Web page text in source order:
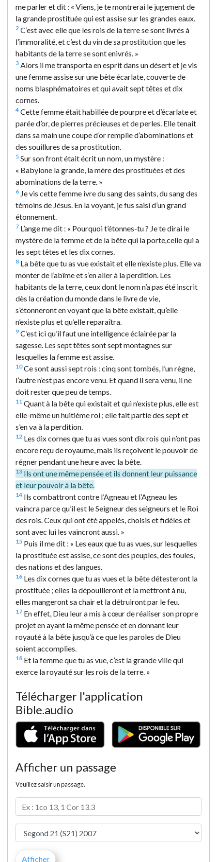
me parler et dit : « Viens, je te montrerai le jugement de
la grande prostituée qui est assise sur les grandes eaux.
2 C’est avec elle que les rois de la terre se sont livrés à
l’immoralité, et c’est du vin de sa prostitution que les
habitants de la terre se sont enivrés. »
3 Alors il me transporta en esprit dans un désert et je vis
une femme assise sur une bête écarlate, couverte de
noms blasphématoires et qui avait sept têtes et dix
cornes.
4 Cette femme était habillée de pourpre et d’écarlate et
parée d’or, de pierres précieuses et de perles. Elle tenait
dans sa main une coupe d’or remplie d’abominations et
des souillures de sa prostitution.
5 Sur son front était écrit un nom, un mystère :
« Babylone la grande, la mère des prostituées et des
abominations de la terre. »
6 Je vis cette femme ivre du sang des saints, du sang des
témoins de Jésus. En la voyant, je fus saisi d’un grand
étonnement.
7 L’ange me dit : « Pourquoi t’étonnes-tu ? Je te dirai le
mystère de la femme et de la bête qui la portecelle qui a
les sept têtes et les dix cornes.
8 La bête que tu as vue existait et elle n’existe plus. Elle va
monter de l’abîme et s’en aller à la perdition. Les
habitants de la terre, ceux dont le nom n’a pas été inscrit
dès la création du monde dans le livre de vie,
s’étonneront en voyant que la bête existait, qu’elle
n’existe plus et qu’elle reparaîtra.
9 C’est ici qu’il faut une intelligence éclairée par la
sagesse. Les sept têtes sont sept montagnes sur
lesquelles la femme est assise.
10Ce sont aussi sept rois : cinq sont tombés, l’un règne,
l’autre n’est pas encore venu. Et quand il sera venu, il ne
doit rester que peu de temps.
11 Quant à la bête qui existait et qui n’existe plus, elle est
elle-même un huitième roi ; elle fait partie des sept et
s’en va à la perdition.
12 Les dix cornes que tu as vues sont dix rois qui n’ont pas
encore reçu de royaume, mais ils reçoivent le pouvoir de
régner pendant une heure avec la bête.
13 Ils ont une même pensée et ils donnent leur puissance
et leur pouvoir à la bête.
14 Ils combattront contre l’Agneau et l’Agneau les
vaincra parce qu’il est le Seigneur des seigneurs et le Roi
des rois. Ceux qui ont été appelés, choisis et fidèles et
sont avec lui les vaincront aussi. »
15 Puis il me dit : « Les eaux que tu as vues, sur lesquelles
la prostituée est assise, ce sont des peuples, des foules,
des nations et des langues.
16 Les dix cornes que tu as vues et la bête détesteront la
prostituée ; elles la dépouilleront et la mettront à nu,
elles mangeront sa chair et la détruiront par le feu.
17 En effet, Dieu leur a mis à cœur de réaliser son propre
projet en ayant la même pensée et en donnant leur
royauté à la bête jusqu’à ce que les paroles de Dieu
soient accomplies.
18 Et la femme que tu as vue, c’est la grande ville qui
exerce la royauté sur les rois de la terre. »
Télécharger l'application
Bible.audio
Afficher un passage
Veuillez saisir un passage.